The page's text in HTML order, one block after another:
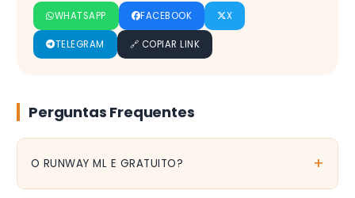
WHATSAPP FACEBOOK X
TELEGRAM 🔗 COPIAR LINK
Perguntas Frequentes
O RUNWAY ML E GRATUITO?